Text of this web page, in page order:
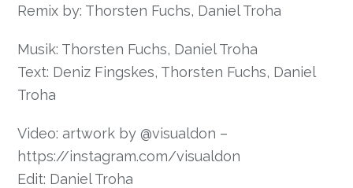
Remix by: Thorsten Fuchs, Daniel Troha
Musik: Thorsten Fuchs, Daniel Troha
Text: Deniz Fingskes, Thorsten Fuchs, Daniel
Troha
Video: artwork by @visualdon –
https://instagram.com/visualdon
Edit: Daniel Troha